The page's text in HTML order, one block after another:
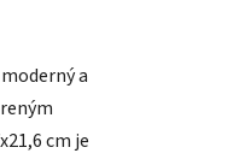
a
cm je